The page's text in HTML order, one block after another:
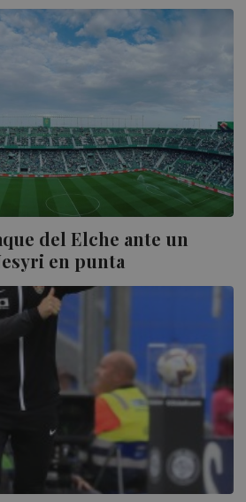
del Elche ante un
en punta